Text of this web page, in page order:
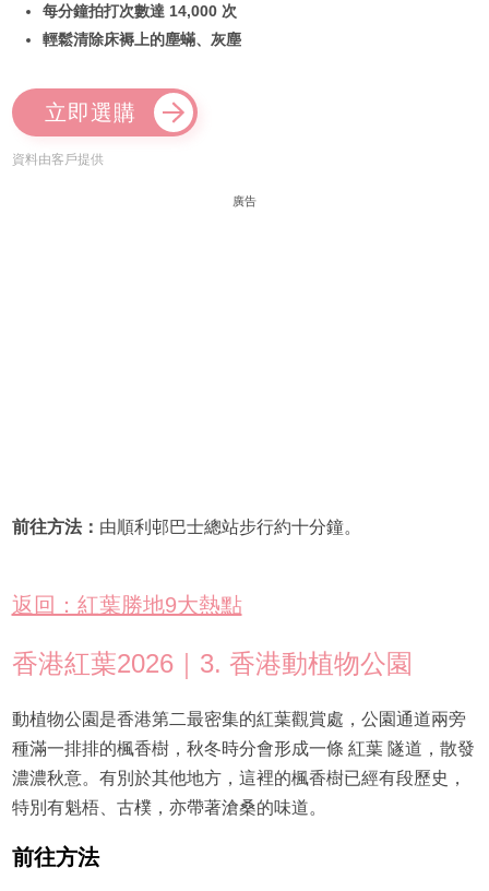
每分鐘拍打次數達 14,000 次
輕鬆清除床褥上的塵蟎、灰塵
立即選購
資料由客戶提供
廣告
前往方法： 由順利邨巴士總站步行約十分鐘。
返回：紅葉勝地9大熱點
香港紅葉2026｜3. 香港動植物公園
動植物公園是香港第二最密集的紅葉觀賞處，公園通道兩旁
種滿一排排的楓香樹，秋冬時分會形成一條 紅葉 隧道，散發
濃濃秋意。有別於其他地方，這裡的楓香樹已經有段歷史，
特別有魁梧、古樸，亦帶著滄桑的味道。
前往方法